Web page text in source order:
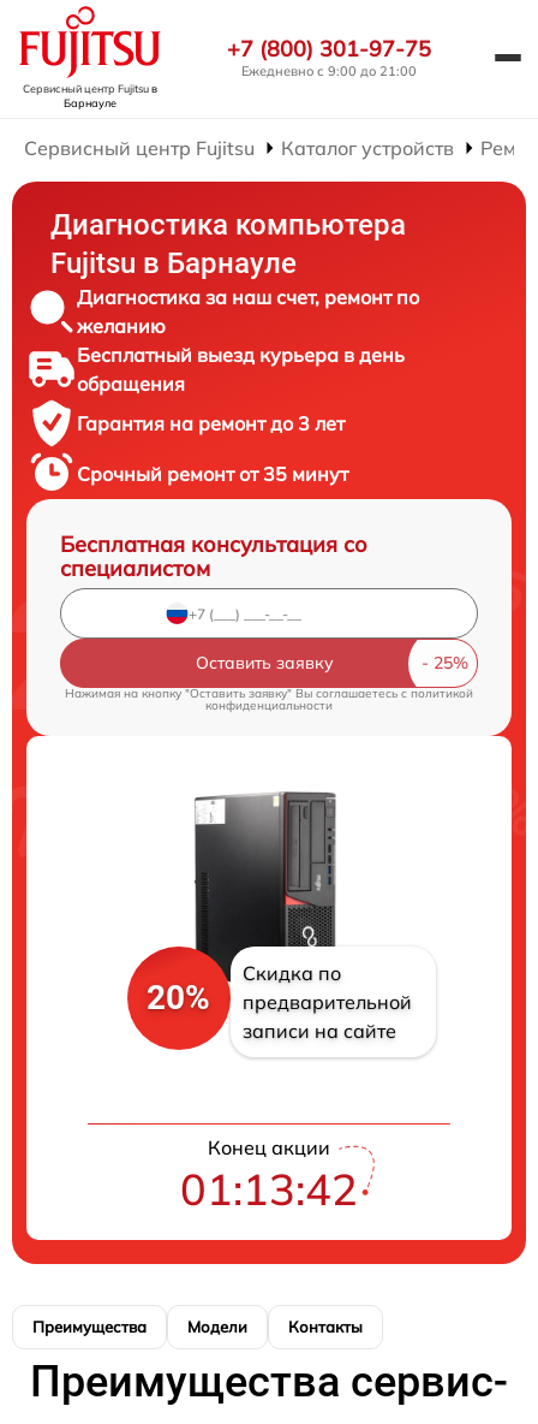
Сервисный центр Fujitsuв
Барнауле
+7 (800) 301-97-75
Ежедневно с 9:00 до 21:00
Сервисный центр Fujitsu Каталог устройств
Диагностика компьютера
Fujitsu в Барнауле
Диагностика за наш счет, ремонт по
желанию
Бесплатный выезд курьера в день
обращения
Гарантия на ремонт до 3 лет
Срочный ремонт от 35 минут
Бесплатная консультация со
специалистом
Оставить заявку
Нажимая на кнопку "Оставить заявку" Вы соглашаетесь cполитикой
конфиденциальности
20%
Скидка по
предварительной
записи на сайте
Конец акции
01:13:42
Преимущества Модели Контакты
Преимущества сервис-